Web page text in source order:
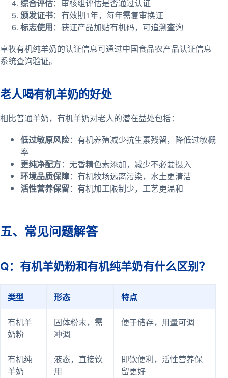
综合评估：审核组评估是否通过认证
颁发证书：有效期1年，每年需复审换证
标志使用：获证产品加贴有机码，可追溯查询
卓牧有机纯羊奶的认证信息可通过中国食品农产品认证信息
系统查询验证。
老人喝有机羊奶的好处
相比普通羊奶，有机羊奶对老人的潜在益处包括：
低过敏原风险：有机养殖减少抗生素残留，降低过敏概
率
更纯净配方：无香精色素添加，减少不必要摄入
环境品质保障：有机牧场远离污染，水土更清洁
活性营养保留：有机加工限制少，工艺更温和
五、常见问题解答
Q：有机羊奶粉和有机纯羊奶有什么区别？
类型 形态 特点
有机羊
奶粉
固体粉末，需
冲调
便于储存，用量可调
有机纯
羊奶
液态，直接饮
用
即饮便利，活性营养保
留更好